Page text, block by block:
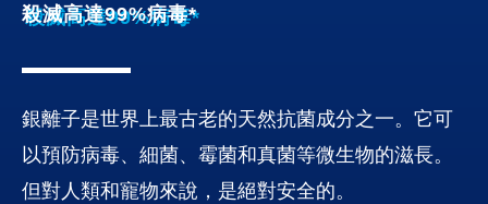
殺滅高達99%病毒*
銀離子是世界上最古老的天然抗菌成分之一。它可
以預防病毒、細菌、霉菌和真菌等微生物的滋長。
但對人類和寵物來說，是絕對安全的。